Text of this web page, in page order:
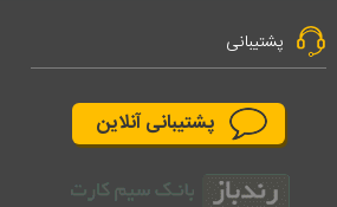
پشتیبانی
پشتیبانی آنلاین